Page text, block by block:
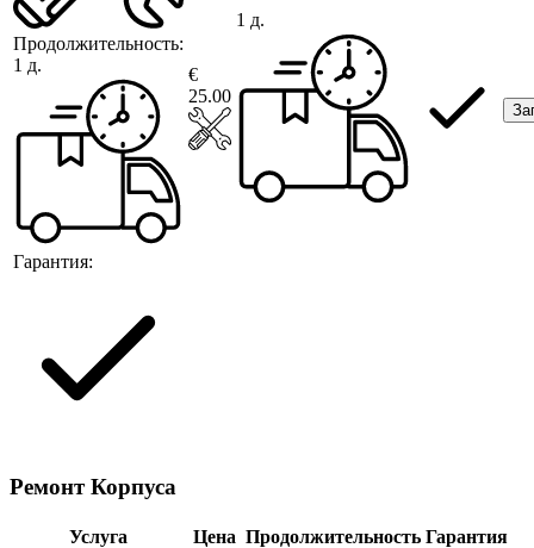
Продолжительность:
1 д.
Гарантия:
€
25.00
1 д.
Ремонт Корпуса
Услуга Цена Продолжительность Гарантия